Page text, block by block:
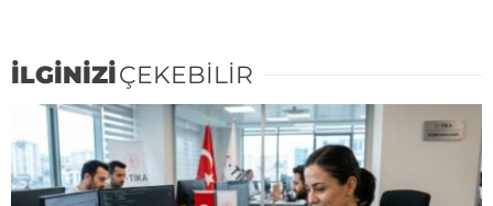
İLGİNİZİÇEKEBİLİR